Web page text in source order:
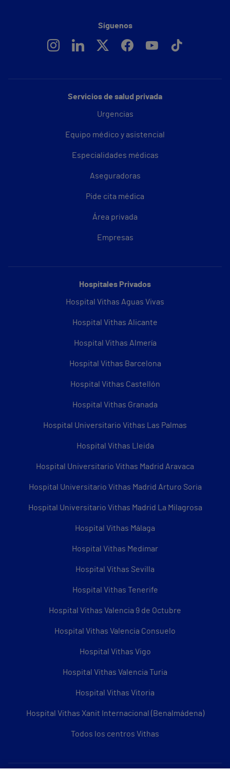
Servicios de salud privada
Urgencias
Equipo médico y asistencial
Especialidades médicas
Aseguradoras
Pide cita médica
Área privada
Empresas
Hospitales Privados
Hospital Vithas Aguas Vivas
Hospital Vithas Alicante
Hospital Vithas Almería
Hospital Vithas Barcelona
Hospital Vithas Castellón
Hospital Vithas Granada
Hospital Universitario Vithas Las Palmas
Hospital Vithas Lleida
Hospital Universitario Vithas Madrid Aravaca
Hospital Universitario Vithas Madrid Arturo Soria
Hospital Universitario Vithas Madrid La Milagrosa
Hospital Vithas Málaga
Hospital Vithas Medimar
Hospital Vithas Sevilla
Hospital Vithas Tenerife
Hospital Vithas Valencia 9 de Octubre
Hospital Vithas Valencia Consuelo
Hospital Vithas Vigo
Hospital Vithas Valencia Turia
Hospital Vithas Vitoria
Hospital Vithas Xanit Internacional (Benalmádena)
Todos los centros Vithas
Síguenos